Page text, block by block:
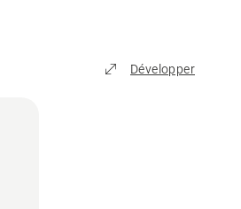
Développer